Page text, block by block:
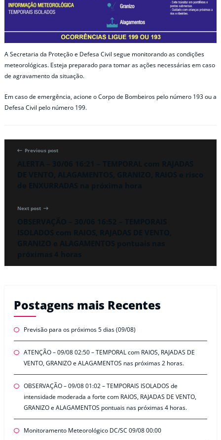
A Secretaria da Proteção e Defesa Civil segue monitorando as condições
meteorológicas. Esteja preparado para tomar as ações necessárias em caso
de agravamento da situação.
Em caso de emergência, acione o Corpo de Bombeiros pelo número 193 ou a
Defesa Civil pelo número 199.
Previous post
Next post
Postagens mais Recentes
Previsão para os próximos 5 dias (09/08)
ATENÇÃO – 09/08 02:50 – TEMPORAL com RAIOS, RAJADAS DE
VENTO, GRANIZO e ALAGAMENTOS nas próximas 2 horas.
OBSERVAÇÃO – 09/08 01:02 – TEMPORAIS ISOLADOS de
intensidade moderada a forte com RAIOS, RAJADAS DE VENTO,
GRANIZO e ALAGAMENTOS pontuais nas próximas 4 horas.
Monitoramento Meteorológico DC/SC 09/08 00:00